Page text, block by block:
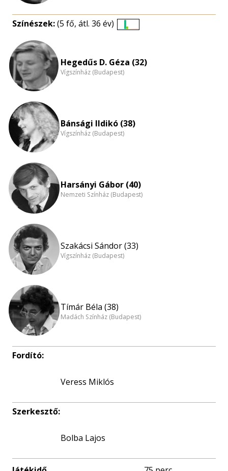
Színészek:(5 fő, átl. 36 év)
nagyítása
Hegedűs D. Géza (32)
Vígszínház (Budapest)
Bánsági Ildikó (38)
Vígszínház (Budapest)
Harsányi Gábor (40)
Nemzeti Színház (Budapest)
Szakácsi Sándor (33)
Vígszínház (Budapest)
Tímár Béla (38)
Madách Színház (Budapest)
Fordító:
Veress Miklós
Szerkesztő:
Bolba Lajos